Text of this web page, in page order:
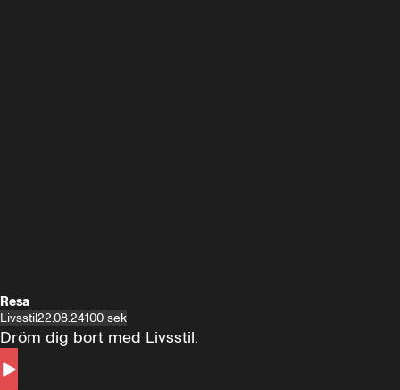
Resa
Livsstil22.08.24100 sek
Dröm dig bort med Livsstil.